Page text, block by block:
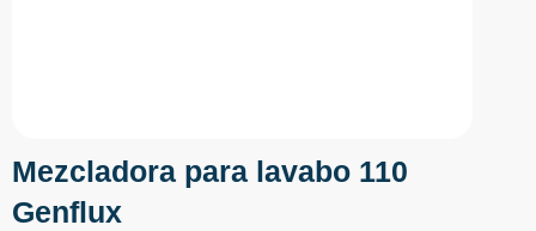
Mezcladora para lavabo 110
Genflux